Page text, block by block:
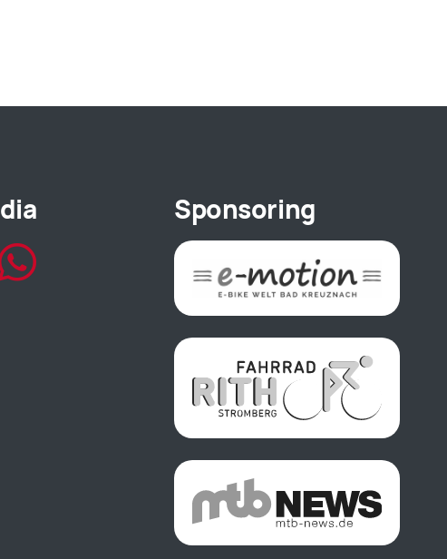
Sponsoring